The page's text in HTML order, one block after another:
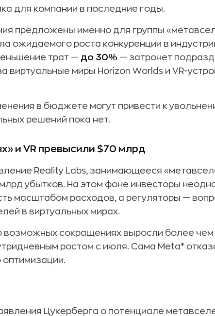
для компании в последние годы.
предложены именно для группы
ожидаемого роста конкуренции в
трат — до 30% — затронет
виртуальные миры Horizon Worlds и VR-
в бюджете могут привести к
решений пока нет.
и VR превысили $70 млрд
Reality Labs, занимающееся
убытков. На этом фоне инвесторы
масштабом расходов, а регуляторы —
в виртуальных мирах.
возможных сокращениях выросли более
ростом с июля. Сама Meta*
Цукерберга о потенциале